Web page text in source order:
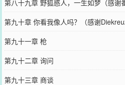
第八十九章 野狐惑人，一生如梦（感谢
第九十章 你看我像人吗？（感谢
第九十一章 枪
第九十二章 询问
第九十三章 商谈